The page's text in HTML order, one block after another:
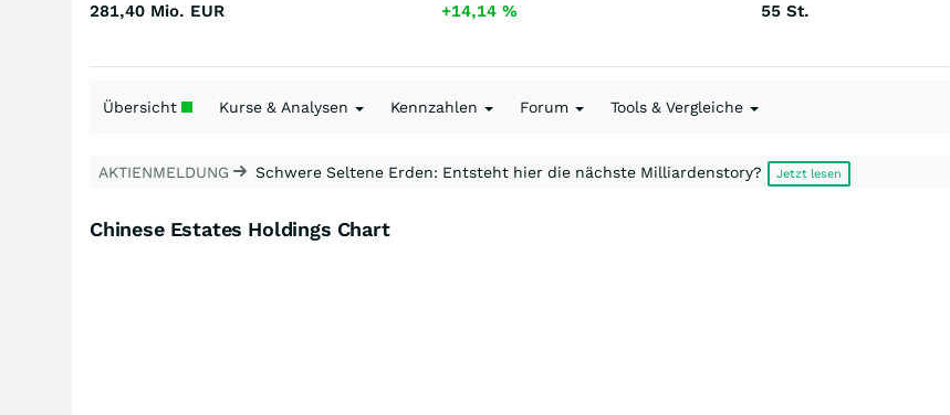
281,40 Mio. EUR +14,14 % 55 St.
Übersicht Kurse & Analysen Kennzahlen Forum Tools & Vergleiche
AKTIENMELDUNG Schwere Seltene Erden: Entsteht hier die nächste Milliardenstory? Jetzt lesen
Chinese Estates Holdings Chart